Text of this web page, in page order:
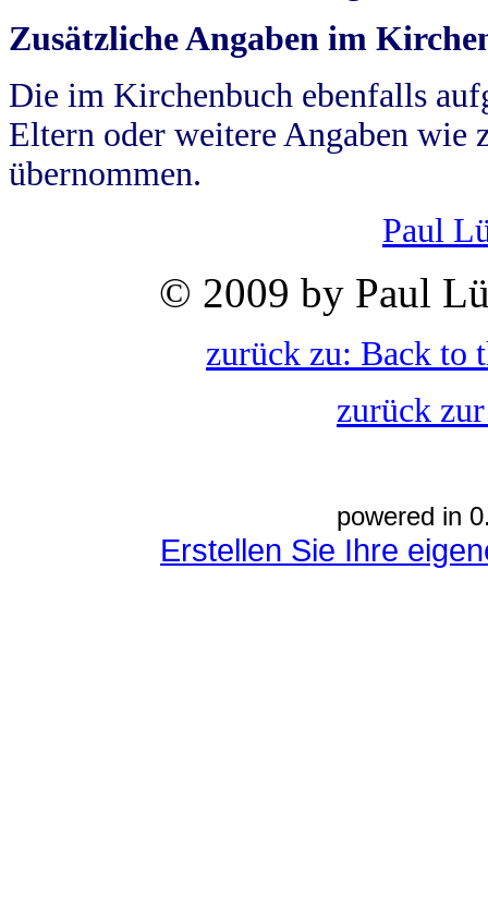
Zusätzliche Angaben im
Die im Kirchenbuch ebenfalls
Eltern oder weitere Angaben wie
übernommen.
Paul
© 2009 by Paul
zurück zu: Back to
zurück
powered in
Erstellen Sie Ihre